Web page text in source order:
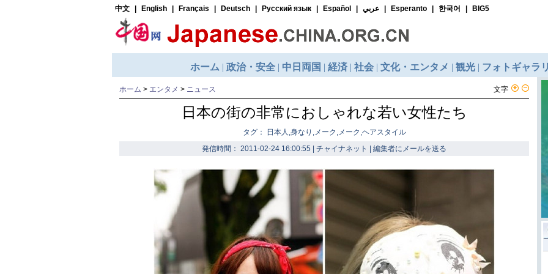
文字
ホーム > エンタメ > ニュース
日本の街の非常におしゃれな若い女性たち
タグ： 日本人,身なり,メーク,メーク,ヘアスタイル
発信時間： 2011-02-24 16:00:55 | チャイナネット | 編集者にメールを送る